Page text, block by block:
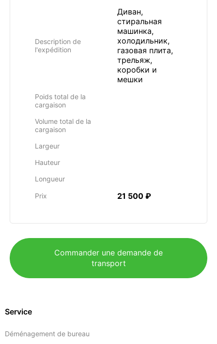
Description de
l'expédition
Диван,
стиральная
машинка,
холодильник,
газовая плита,
трельяж,
коробки и
мешки
Poids total de la
cargaison
Volume total de la
cargaison
Largeur
Hauteur
Longueur
Prix 21 500 ₽
Commander une demande de
transport
Service
Déménagement de bureau